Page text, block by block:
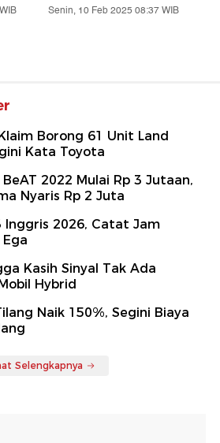
Senin, 10 Feb 2025 08:37 WIB
Borong 61 Unit Land
Kata Toyota
2022 Mulai Rp 3 Jutaan,
Nyaris Rp 2 Juta
Inggris 2026, Catat Jam
Kasih Sinyal Tak Ada
Hybrid
Naik 150%, Segini Biaya
Selengkapnya